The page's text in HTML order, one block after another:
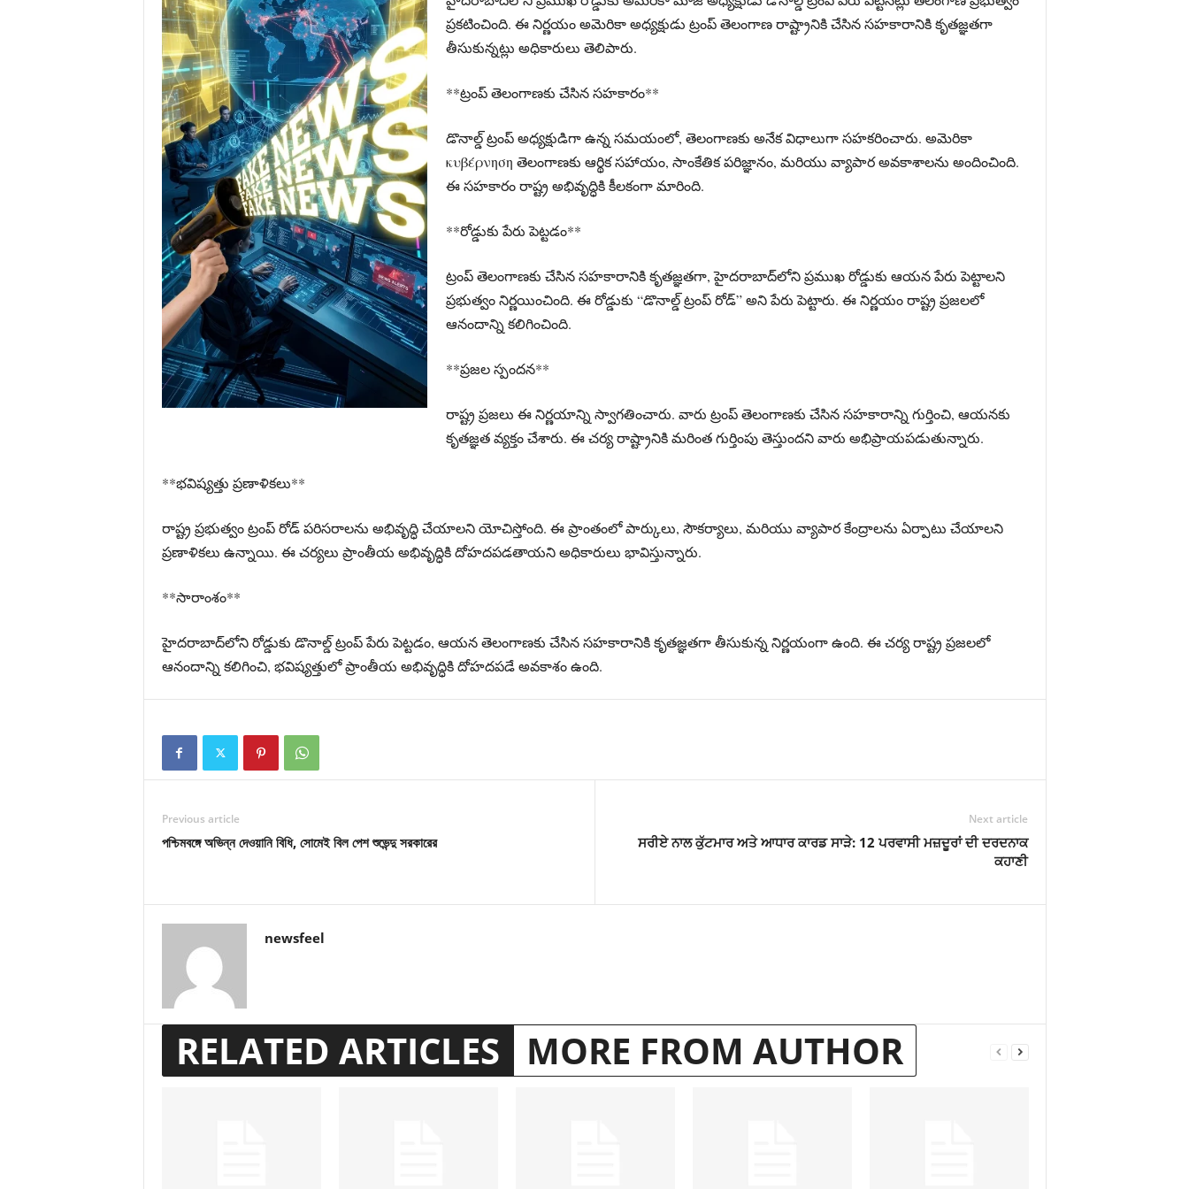
ప్రకటించింది. ఈ నిర్ణయం అమెరికా అధ్యక్షుడు ట్రంప్‌ తెలంగాణ రాష్ట్రానికి చేసిన సహకారానికి కృతజ్ఞతగా
తీసుకున్నట్లు అధికారులు తెలిపారు.
**ట్రంప్‌ తెలంగాణకు చేసిన సహకారం**
డొనాల్డ్ ట్రంప్‌ అధ్యక్షుడిగా ఉన్న సమయంలో, తెలంగాణకు అనేక విధాలుగా సహకరించారు. అమెరికా
κυβέρνηση తెలంగాణకు ఆర్థిక సహాయం, సాంకేతిక పరిజ్ఞానం, మరియు వ్యాపార అవకాశాలను అందించింది.
ఈ సహకారం రాష్ట్ర అభివృద్ధికి కీలకంగా మారింది.
**రోడ్డుకు పేరు పెట్టడం**
ట్రంప్‌ తెలంగాణకు చేసిన సహకారానికి కృతజ్ఞతగా, హైదరాబాద్‌లోని ప్రముఖ రోడ్డుకు ఆయన పేరు పెట్టాలని
ప్రభుత్వం నిర్ణయించింది. ఈ రోడ్డుకు “డొనాల్డ్ ట్రంప్‌ రోడ్” అని పేరు పెట్టారు. ఈ నిర్ణయం రాష్ట్ర ప్రజలలో
ఆనందాన్ని కలిగించింది.
**ప్రజల స్పందన**
రాష్ట్ర ప్రజలు ఈ నిర్ణయాన్ని స్వాగతించారు. వారు ట్రంప్‌ తెలంగాణకు చేసిన సహకారాన్ని గుర్తించి, ఆయనకు
కృతజ్ఞత వ్యక్తం చేశారు. ఈ చర్య రాష్ట్రానికి మరింత గుర్తింపు తెస్తుందని వారు అభిప్రాయపడుతున్నారు.
**భవిష్యత్తు ప్రణాళికలు**
రాష్ట్ర ప్రభుత్వం ట్రంప్‌ రోడ్‌ పరిసరాలను అభివృద్ధి చేయాలని యోచిస్తోంది. ఈ ప్రాంతంలో పార్కులు, సౌకర్యాలు, మరియు వ్యాపార కేంద్రాలను ఏర్పాటు చేయాలని
ప్రణాళికలు ఉన్నాయి. ఈ చర్యలు ప్రాంతీయ అభివృద్ధికి దోహదపడతాయని అధికారులు భావిస్తున్నారు.
**సారాంశం**
హైదరాబాద్‌లోని రోడ్డుకు డొనాల్డ్ ట్రంప్‌ పేరు పెట్టడం, ఆయన తెలంగాణకు చేసిన సహకారానికి కృతజ్ఞతగా తీసుకున్న నిర్ణయంగా ఉంది. ఈ చర్య రాష్ట్ర ప్రజలలో
ఆనందాన్ని కలిగించి, భవిష్యత్తులో ప్రాంతీయ అభివృద్ధికి దోహదపడే అవకాశం ఉంది.
Previous article
পশ্চিমবঙ্গে অভিন্ন দেওয়ানি বিধি, সোমেই বিল পেশ শুভেন্দু সরকারের
Next article
ਸਰੀਏ ਨਾਲ ਕੁੱਟਮਾਰ ਅਤੇ ਆਧਾਰ ਕਾਰਡ ਸਾੜੇ: 12 ਪਰਵਾਸੀ ਮਜ਼ਦੂਰਾਂ ਦੀ ਦਰਦਨਾਕ
ਕਹਾਣੀ
newsfeel
RELATED ARTICLES MORE FROM AUTHOR